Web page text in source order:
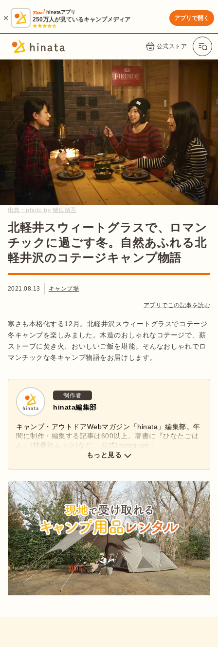
hinataアプリ
250万人が見ているキャンプメディア アプリで開く
公式ストア
出典： photo by 猪俣慎吾
北軽井スウィートグラスで、ロマン
チックに過ごす冬。自然あふれる北
軽井沢のコテージキャンプ物語
2021.08.13 キャンプ場
アプリでこの記事を読む
寒さも本格化する12月。北軽井沢スウィートグラスでコテージ
冬キャンプを楽しみました。木造のおしゃれなコテージで、薪
ストーブに焚き火、おいしいご飯を堪能。そんなおしゃれでロ
マンチックな冬キャンプ物語をお届けします。
制作者
hinata編集部
キャンプ・アウトドアWebマガジン「hinata」編集部。年
間に制作・編集する記事は600以上。著書に『ひなたごは
ん』(扶桑社ムック)など。 公式Instagram：
もっと見る